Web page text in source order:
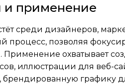
и применение
среди дизайнеров,
процесс, позволяя
Применение охватывает
иллюстрации для веб-
графику